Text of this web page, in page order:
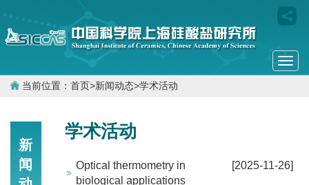
当前位置： 首页>新闻动态>学术活动
新
闻
学术活动
[2025-11-26]
Optical thermometry in
biological applications